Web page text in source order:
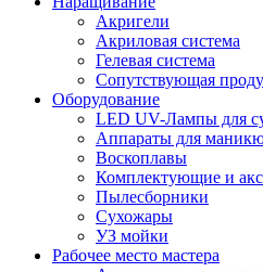
Акригели
Акриловая система
Гелевая система
Сопутствующая
Оборудование
LED UV-Лампы для
Аппараты для
Воскоплавы
Комплектующие и
Пылесборники
Сухожары
УЗ мойки
Рабочее место мастера